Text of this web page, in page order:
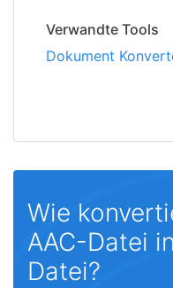
Verwandte Tools
Dokument
Wie
AAC-Datei
Datei?